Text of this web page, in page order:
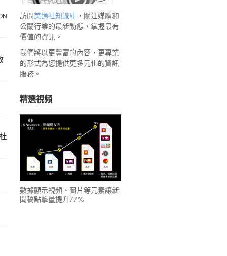
訪問美通社知識庫，關注媒體和
公關行業的最新動態，掌握最有
價值的資訊。
我們將以更豐富的內容，更專業
的形式為您提供更多元化的資訊
服務。
精選視頻
數據顯示視頻、圖片等元素讓新
聞稿點擊量提升77%